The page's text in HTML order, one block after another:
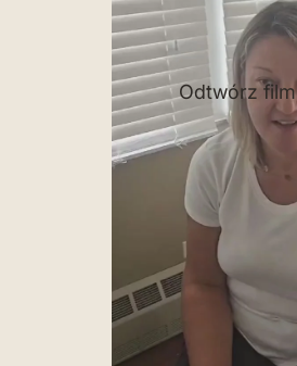
Odtwórz film